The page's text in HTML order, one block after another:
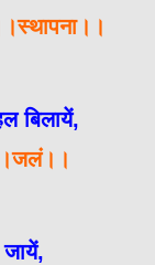
बिलायें,